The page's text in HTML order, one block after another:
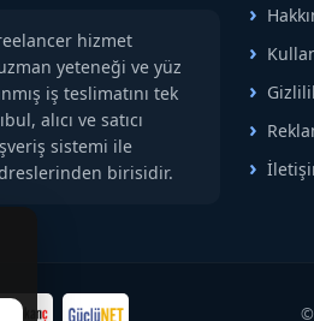
PR çalışması
destekleyen görünürlük
HAZIRLANIR! ⭐
hizmet
yeteneği ve yüz
iş teslimatını tek
alıcı ve satıcı
sistemi ile
birisidir.
©